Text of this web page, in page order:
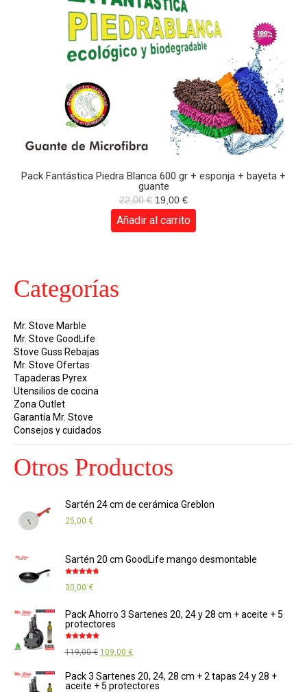
Pack Fantástica Piedra Blanca 600 gr + esponja + bayeta +
guante
22,00€ El
precio
original
19,00 €El
precio
actual
es:
Añadir al carrito
Categorías
Mr. Stove Marble
Mr. Stove GoodLife
Stove Guss Rebajas
Mr. Stove Ofertas
Tapaderas Pyrex
Utensilios de cocina
Zona Outlet
Garantía Mr. Stove
Consejos y cuidados
Otros Productos
Sartén 24 cm de cerámica Greblon
25,00 €
Sartén 20 cm GoodLife mango desmontable
con4.67de
30,00 €
Pack Ahorro 3 Sartenes 20, 24 y 28 cm + aceite + 5
protectores
con4.88de
119,00€ El
original
109,00 €El
actual
Pack 3 Sartenes 20, 24, 28 cm + 2 tapas 24 y 28 +
aceite + 5 protectores